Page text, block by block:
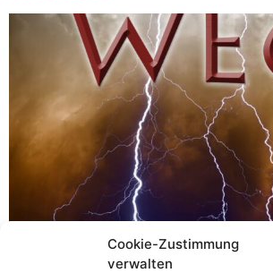
Cookie-Zustimmung
verwalten